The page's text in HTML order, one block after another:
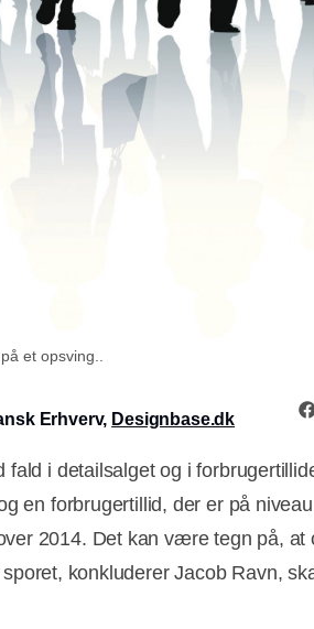
et opsving..
Erhverv, Designbase.dk
fald i detailsalget og i
en forbrugertillid, der er på
2014. Det kan være tegn på, at
konkluderer Jacob Ravn,